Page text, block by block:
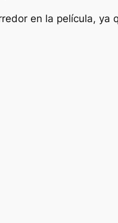
en la película, ya